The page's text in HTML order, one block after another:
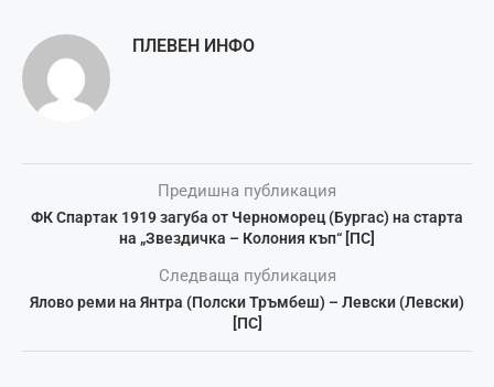
ПЛЕВЕН ИНФО
Предишна публикация
ФК Спартак 1919 загуба от Черноморец (Бургас) на старта
на „Звездичка – Колония къп“ [ПС]
Следваща публикация
Ялово реми на Янтра (Полски Тръмбеш) – Левски (Левски)
[ПС]